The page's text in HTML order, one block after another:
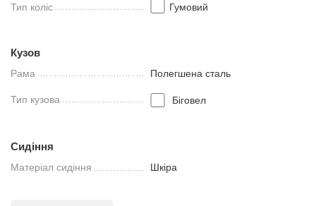
Тип коліс Гумовий
Кузов
Рама Полегшена сталь
Тип кузова Біговел
Сидіння
Матеріал сидіння Шкіра